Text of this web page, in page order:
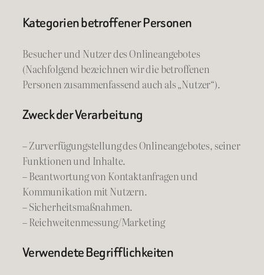
Kategorien betroffener Personen
Besucher und Nutzer des Onlineangebotes
(Nachfolgend bezeichnen wir die betroffenen
Personen zusammenfassend auch als „Nutzer“).
Zweck der Verarbeitung
– Zurverfügungstellung des Onlineangebotes, seiner
Funktionen und Inhalte.
– Beantwortung von Kontaktanfragen und
Kommunikation mit Nutzern.
– Sicherheitsmaßnahmen.
– Reichweitenmessung/Marketing
Verwendete Begrifflichkeiten